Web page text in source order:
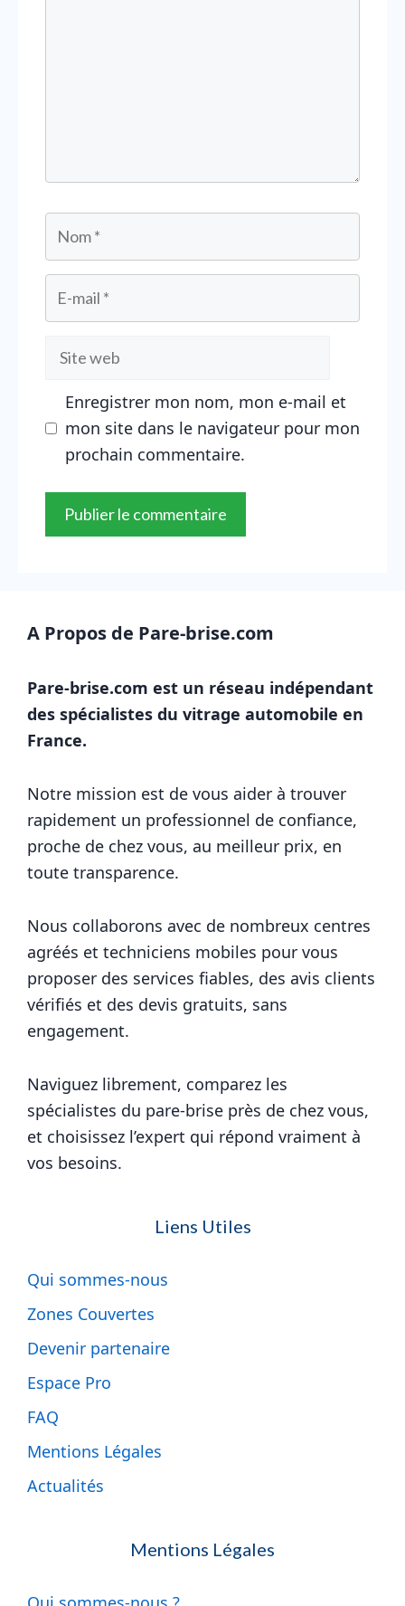
Site
Enregistrer mon nom, mon e-mail et
mon site dans le navigateur pour mon
prochain commentaire.
A Propos de Pare-brise.com
Pare-brise.com est un réseau indépendant
des spécialistes du vitrage automobile en
France.
Notre mission est de vous aider à trouver
rapidement un professionnel de confiance,
proche de chez vous, au meilleur prix, en
toute transparence.
Nous collaborons avec de nombreux centres
agréés et techniciens mobiles pour vous
proposer des services fiables, des avis clients
vérifiés et des devis gratuits, sans
engagement.
Naviguez librement, comparez les
spécialistes du pare-brise près de chez vous,
et choisissez l’expert qui répond vraiment à
vos besoins.
Liens Utiles
Qui sommes-nous
Zones Couvertes
Devenir partenaire
Espace Pro
FAQ
Mentions Légales
Actualités
Mentions Légales